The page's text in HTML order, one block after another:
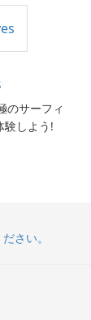
のサーフィ
験しよう!
さい。